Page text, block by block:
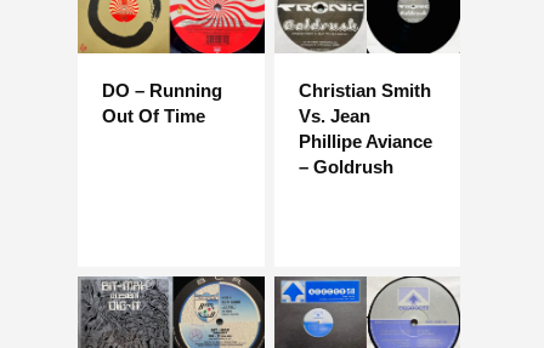
DO – Running
Out Of Time
Christian Smith
Vs. Jean
Phillipe Aviance
– Goldrush